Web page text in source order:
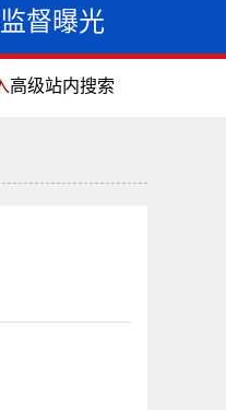
监督曝光
高级站内搜索